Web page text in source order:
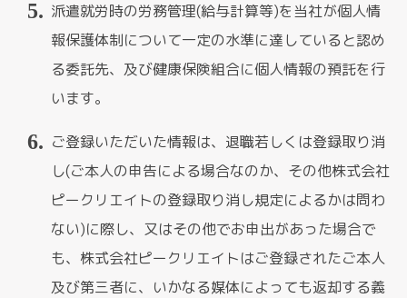
派遣就労時の労務管理(給与計算等)を当社が個人情
報保護体制について一定の水準に達していると認め
る委託先、及び健康保険組合に個人情報の預託を行
います。
ご登録いただいた情報は、退職若しくは登録取り消
し(ご本人の申告による場合なのか、その他株式会社
ピークリエイトの登録取り消し規定によるかは問わ
ない)に際し、又はその他でお申出があった場合で
も、株式会社ピークリエイトはご登録されたご本人
及び第三者に、いかなる媒体によっても返却する義